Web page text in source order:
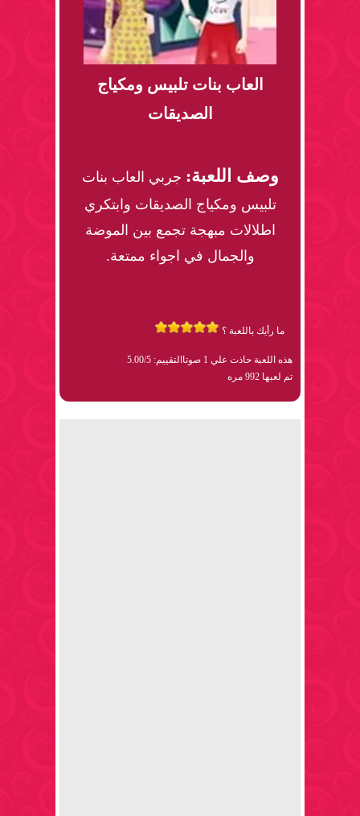
العاب بنات تلبيس ومكياج
الصديقات
وصف اللعبة: جربي العاب بنات
تلبيس ومكياج الصديقات وابتكري
اطلالات مبهجة تجمع بين الموضة
والجمال في اجواء ممتعة.
ما رأيك باللعبة ؟
هذه اللعبة حاذت علي 1 صوتا
التقييم: 5.00/5
تم لعبها 992 مره